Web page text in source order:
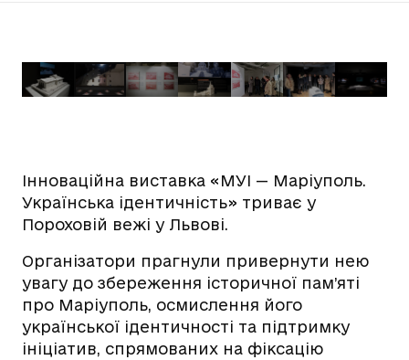
Інноваційна виставка «МУІ — Маріуполь.
Українська ідентичність» триває у
Пороховій вежі у Львові.
Організатори прагнули привернути нею
увагу до збереження історичної пам’яті
про Маріуполь, осмислення його
української ідентичності та підтримку
ініціатив, спрямованих на фіксацію